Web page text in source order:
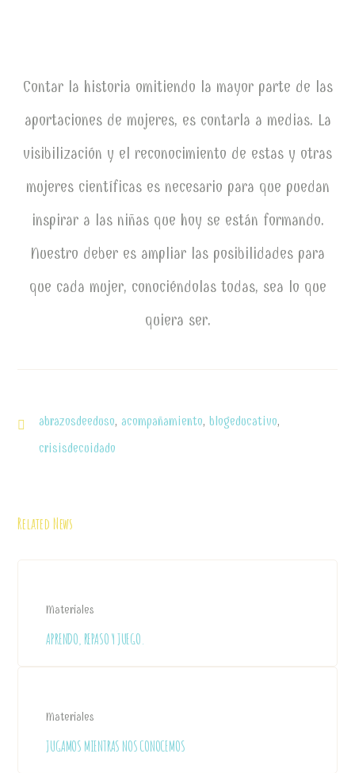
Contar la historia omitiendo la mayor parte de las
aportaciones de mujeres, es contarla a medias. La
visibilización y el reconocimiento de estas y otras
mujeres científicas es necesario para que puedan
inspirar a las niñas que hoy se están formando.
Nuestro deber es ampliar las posibilidades para
que cada mujer, conociéndolas todas, sea lo que
quiera ser.
abrazosdeeduso, acompañamiento,blogeducativo,
crisisdecuidado
Related News
Materiales
APRENDO, REPASO Y JUEGO.
Materiales
JUGAMOS MIENTRAS NOS CONOCEMOS